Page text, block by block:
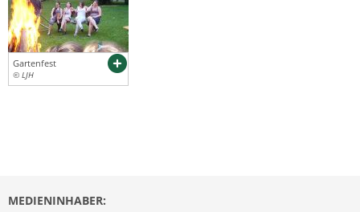
Gartenfest
© LJH
MEDIENINHABER: